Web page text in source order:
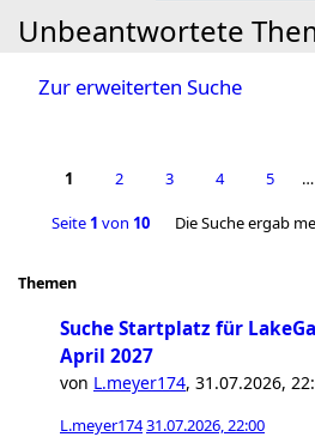
Unbeantwortete
Zur erweiterten Suche
1 2 3 4 5 …
Seite 1 von 10 Die Suche ergab
Themen
Suche Startplatz für
April 2027
von L.meyer174, 31.07.2026,
L.meyer17431.07.2026, 22:00